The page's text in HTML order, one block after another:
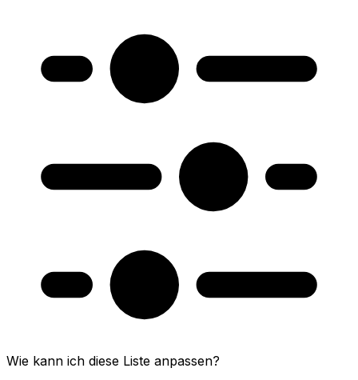
Wie kann ich diese Liste anpassen?